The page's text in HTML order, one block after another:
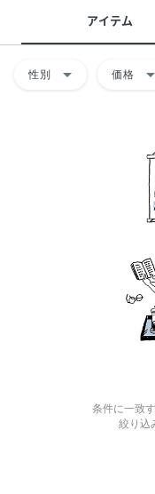
アイテム
性別 arrow_drop_down 価格 arrow_drop_down
条件に一致
絞り込